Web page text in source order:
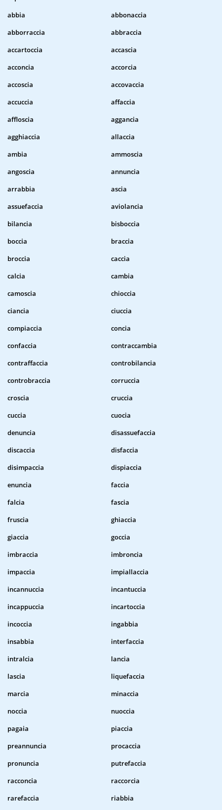
abbia
abbonaccia
abborraccia
abbraccia
accartoccia
accascia
acconcia
accorcia
accoscia
accovaccia
accuccia
affaccia
affloscia
aggancia
agghiaccia
allaccia
ambia
ammoscia
angoscia
annuncia
arrabbia
ascia
assuefaccia
aviolancia
bilancia
bisboccia
boccia
braccia
broccia
caccia
calcia
cambia
camoscia
chioccia
ciancia
ciuccia
compiaccia
concia
confaccia
contraccambia
contraffaccia
controbilancia
controbraccia
corruccia
croscia
cruccia
cuccia
cuocia
denuncia
disassuefaccia
discaccia
disfaccia
disimpaccia
dispiaccia
enuncia
faccia
falcia
fascia
fruscia
ghiaccia
giaccia
goccia
imbraccia
imbroncia
impaccia
impiallaccia
incannuccia
incantuccia
incappuccia
incartoccia
incoccia
ingabbia
insabbia
interfaccia
intralcia
lancia
lascia
liquefaccia
marcia
minaccia
noccia
nuoccia
pagaia
piaccia
preannuncia
procaccia
pronuncia
putrefaccia
racconcia
raccorcia
rarefaccia
riabbia